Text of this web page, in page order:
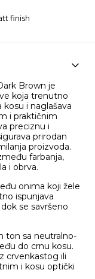
finish
Brown je
koja trenutno
i naglašava
i praktičnim
preciznu i
prirodan
proizvoda.
farbanja,
i obrva.
onima koji žele
ispunjava
se savršeno
ton sa neutralno-
do crnu kosu.
crvenkastog ili
i kosu optički